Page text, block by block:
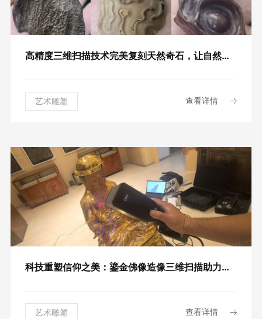
高精度三维扫描技术完美复刻天然奇石，让自然之美永恒绽放
艺术雕塑 查看详情
科技重塑信仰之美：鎏金佛像造像三维扫描助力衍生品制作
艺术雕塑 查看详情